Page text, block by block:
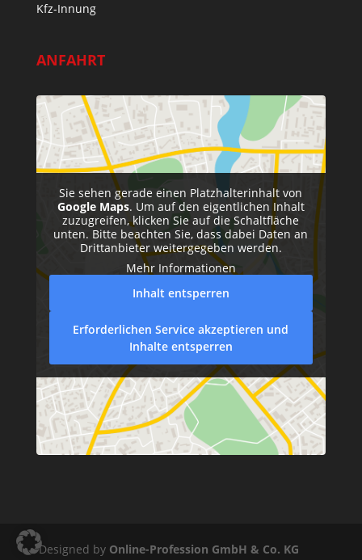
Kfz-Innung
ANFAHRT
Sie sehen gerade einen Platzhalterinhalt von
Google Maps. Um auf den eigentlichen Inhalt
zuzugreifen, klicken Sie auf die Schaltfläche
unten. Bitte beachten Sie, dass dabei Daten an
Drittanbieter weitergegeben werden.
Mehr Informationen
Inhalt entsperren
Erforderlichen Service akzeptieren und
Inhalte entsperren
Designed by Online-Profession GmbH & Co. KG